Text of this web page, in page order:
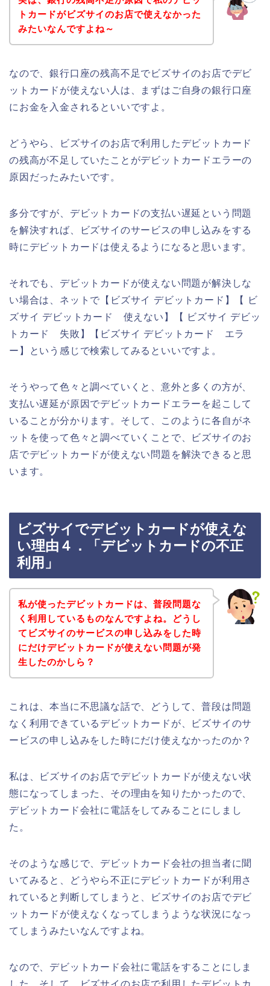
トカードがビズサイのお店で使えなかった
みたいなんですよね～
なので、銀行口座の残高不足でビズサイのお店でデビ
ットカードが使えない人は、まずはご自身の銀行口座
にお金を入金されるといいですよ。
どうやら、ビズサイのお店で利用したデビットカード
の残高が不足していたことがデビットカードエラーの
原因だったみたいです。
多分ですが、デビットカードの支払い遅延という問題
を解決すれば、ビズサイのサービスの申し込みをする
時にデビットカードは使えるようになると思います。
それでも、デビットカードが使えない問題が解決しな
い場合は、ネットで【ビズサイ デビットカード】【 ビ
ズサイ デビットカード 使えない】【 ビズサイ デビッ
トカード 失敗】【ビズサイ デビットカード エラ
ー】という感じで検索してみるといいですよ。
そうやって色々と調べていくと、意外と多くの方が、
支払い遅延が原因でデビットカードエラーを起こして
いることが分かります。そして、このように各自がネ
ットを使って色々と調べていくことで、ビズサイのお
店でデビットカードが使えない問題を解決できると思
います。
ビズサイでデビットカードが使えな
い理由４．「デビットカードの不正
利用」
私が使ったデビットカードは、普段問題な
く利用しているものなんですよね。どうし
てビズサイのサービスの申し込みをした時
にだけデビットカードが使えない問題が発
生したのかしら？
これは、本当に不思議な話で、どうして、普段は問題
なく利用できているデビットカードが、ビズサイのサ
ービスの申し込みをした時にだけ使えなかったのか？
私は、ビズサイのお店でデビットカードが使えない状
態になってしまった、その理由を知りたかったので、
デビットカード会社に電話をしてみることにしまし
た。
そのような感じで、デビットカード会社の担当者に聞
いてみると、どうやら不正にデビットカードが利用さ
れていると判断してしまうと、ビズサイのお店でデビ
ットカードが使えなくなってしまうような状況になっ
てしまうみたいなんですよね。
なので、デビットカード会社に電話をすることにしま
した。そして、ビズサイのお店で利用したデビットカ